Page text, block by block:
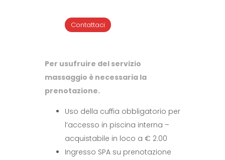
Contattaci
Per usufruire del servizio
massaggio è necessaria la
prenotazione.
Uso della cuffia obbligatorio per
l’accesso in piscina interna –
acquistabile in loco a € 2.00
Ingresso SPA su prenotazione